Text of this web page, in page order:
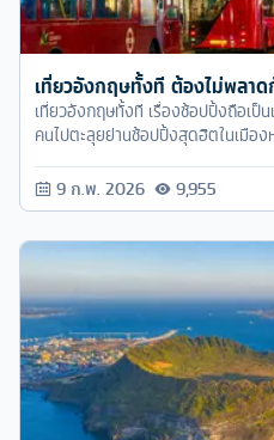
เที่ยวอังกฤษทั้งที ต้องไม่พลา
เที่ยวอังกฤษทั้งที เรื่องช้อปปิ้งถือเป็
คนไปตะลุยย่านช้อปปิ้งสุดฮิตในเมือ
9 ก.พ. 2026 9,955